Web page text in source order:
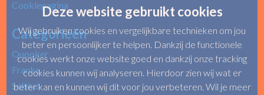
Cookiepagina
Categorieën
Quooker
Franke
Selsiuz
Deze website gebruikt cookies
Wij gebruiken cookies en vergelijkbare technieken om jou
beter en persoonlijker te helpen. Dankzij de functionele
cookies werkt onze website goed en dankzij onze tracking
cookies kunnen wij analyseren. Hierdoor zien wij wat er
beter kan en kunnen wij dit voor jou verbeteren. Wil je meer